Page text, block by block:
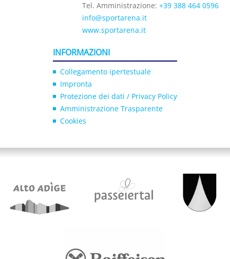
Tel. Amministrazione: +39 388 464 0596
info@sportarena.it
www.sportarena.it
INFORMAZIONI
Collegamento ipertestuale
Impronta
Protezione dei dati / Privacy Policy
Amministrazione Trasparente
Cookies